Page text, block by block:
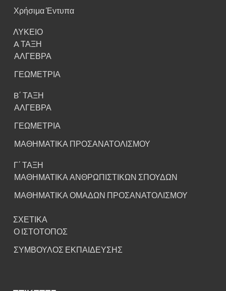
Χρήσιμα Έντυπα
ΛΥΚΕΙΟ
A ΤΑΞΗ
ΑΛΓΕΒΡΑ
ΓΕΩΜΕΤΡΙΑ
B΄ ΤΑΞΗ
ΑΛΓΕΒΡΑ
ΓΕΩΜΕΤΡΙΑ
ΜΑΘΗΜΑΤΙΚΑ ΠΡΟΣΑΝΑΤΟΛΙΣΜΟΥ
Γ΄ ΤΑΞΗ
ΜΑΘΗΜΑΤΙΚΑ ΑΝΘΡΩΠΙΣΤΙΚΩΝ ΣΠΟΥΔΩΝ
ΜΑΘΗΜΑΤΙΚΑ ΟΜΑΔΩΝ ΠΡΟΣΑΝΑΤΟΛΙΣΜΟΥ
ΣΧΕΤΙΚΑ
Ο ΙΣΤΟΤΟΠΟΣ
ΣΥΜΒΟΥΛΟΣ ΕΚΠΑΙΔΕΥΣΗΣ